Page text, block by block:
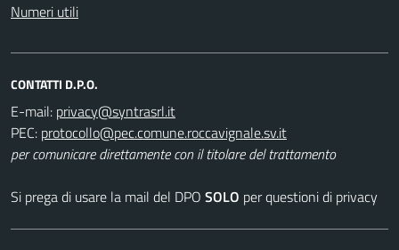
Numeri utili
CONTATTI D.P.O.
E-mail:
PEC:
per comunicare direttamente con il titolare del trattamento
Si prega di usare la mail del DPO SOLO per questioni di privacy